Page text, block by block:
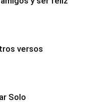
versos
Solo